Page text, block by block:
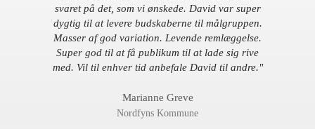
svaret på det, som vi ønskede. David var super
dygtig til at levere budskaberne til målgruppen.
Masser af god variation. Levende remlæggelse.
Super god til at få publikum til at lade sig rive
med. Vil til enhver tid anbefale David til andre."
Marianne Greve
Nordfyns Kommune